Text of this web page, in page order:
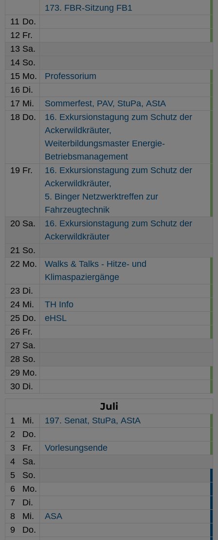
173. FBR-Sitzung FB1
11 Do.
12 Fr.
13 Sa.
14 So.
15 Mo.
Professorium
16 Di.
17 Mi. Sommerfest, PAV, StuPa, AStA
18 Do.
16. Exkursionstagung zum Schutz der
Ackerwildkräuter,
Weiterbildungsmaster Energie-
Betriebsmanagement
19 Fr.
16. Exkursionstagung zum Schutz der
Ackerwildkräuter,
5. Binger Netzwerktreffen zur
Fahrzeugtechnik
20 Sa.
16. Exkursionstagung zum Schutz der
Ackerwildkräuter
21 So.
22 Mo.
Walks & Talks - Hitze- und
Klimaspaziergänge
23 Di.
24 Mi.
TH Info
25 Do.
eHSL
26 Fr.
27 Sa.
28 So.
29 Mo.
30 Di.
Juli
1 Mi. 197. Senat, StuPa, AStA
2
Do.
3
Fr.
Vorlesungsende
4
Sa.
5
So.
6
Mo.
7
Di.
8
Mi.
ASA
9
Do.